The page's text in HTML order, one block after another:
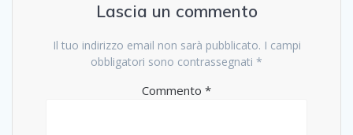
Lascia un commento
Il tuo indirizzo email non sarà pubblicato. I campi
obbligatori sono contrassegnati *
Commento *